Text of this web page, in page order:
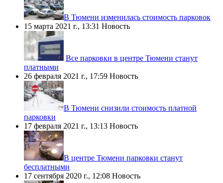
​В Тюмени изменилась стоимость парковок
15 марта 2021 г., 13:31 Новость
Все парковки в центре Тюмени станут
платными
26 февраля 2021 г., 17:59 Новость
​В Тюмени снизили стоимость платной
парковки
17 февраля 2021 г., 13:13 Новость
​В центре Тюмени парковки станут
бесплатными
17 сентября 2020 г., 12:08 Новость